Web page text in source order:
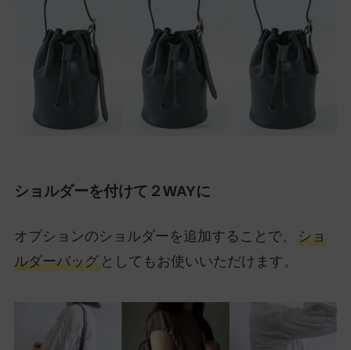
ショルダーを付けて２WAYに
オプションのショルダーを追加することで、 ショ
ルダーバッグとしてもお使いいただけます。